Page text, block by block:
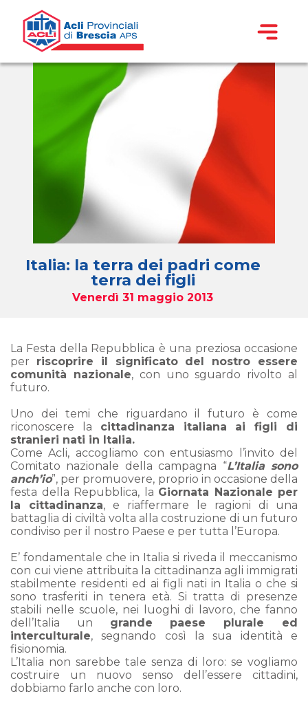
Italia: la terra dei padri come
terra dei figli
Venerdì 31 maggio 2013
La Festa della Repubblica è una preziosa occasione
per riscoprire il significato del nostro essere
comunità nazionale, con uno sguardo rivolto al
futuro.
Uno dei temi che riguardano il futuro è come
riconoscere la cittadinanza italiana ai figli di
stranieri nati in Italia.
Come Acli, accogliamo con entusiasmo l’invito del
Comitato nazionale della campagna “L’Italia sono
anch’io”, per promuovere, proprio in occasione della
festa della Repubblica, la Giornata Nazionale per
la cittadinanza, e riaffermare le ragioni di una
battaglia di civiltà volta alla costruzione di un futuro
condiviso per il nostro Paese e per tutta l’Europa.
E’ fondamentale che in Italia si riveda il meccanismo
con cui viene attribuita la cittadinanza agli immigrati
stabilmente residenti ed ai figli nati in Italia o che si
sono trasferiti in tenera età. Si tratta di presenze
stabili nelle scuole, nei luoghi di lavoro, che fanno
dell’Italia un grande paese plurale ed
interculturale, segnando così la sua identità e
fisionomia.
L’Italia non sarebbe tale senza di loro: se vogliamo
costruire un nuovo senso dell’essere cittadini,
dobbiamo farlo anche con loro.